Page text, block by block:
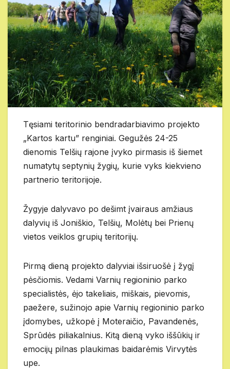
Tęsiami teritorinio bendradarbiavimo projekto
„Kartos kartu” renginiai. Gegužės 24-25
dienomis Telšių rajone įvyko pirmasis iš šiemet
numatytų septynių žygių, kurie vyks kiekvieno
partnerio teritorijoje.
Žygyje dalyvavo po dešimt įvairaus amžiaus
dalyvių iš Joniškio, Telšių, Molėtų bei Prienų
vietos veiklos grupių teritorijų.
Pirmą dieną projekto dalyviai išsiruošė į žygį
pėsčiomis. Vedami Varnių regioninio parko
specialistės, ėjo takeliais, miškais, pievomis,
paežere, sužinojo apie Varnių regioninio parko
įdomybes, užkopė į Moteraičio, Pavandenės,
Sprūdės piliakalnius. Kitą dieną vyko iššūkių ir
emocijų pilnas plaukimas baidarėmis Virvytės
upe.